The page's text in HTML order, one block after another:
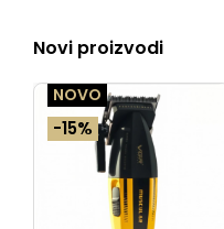
Novi proizvodi
NOVO
-15%